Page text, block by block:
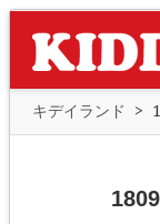
キデイランド >